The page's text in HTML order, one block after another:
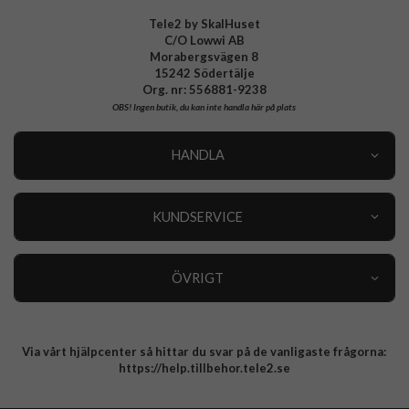
Tele2 by SkalHuset
C/O Lowwi AB
Morabergsvägen 8
15242 Södertälje
Org. nr: 556881-9238
OBS!Ingen butik, du kan inte handla här på plats
HANDLA
KUNDSERVICE
ÖVRIGT
Integritetspolicy
Via vårt hjälpcenter så hittar du svar på de vanligaste frågorna:
https://help.tillbehor.tele2.se